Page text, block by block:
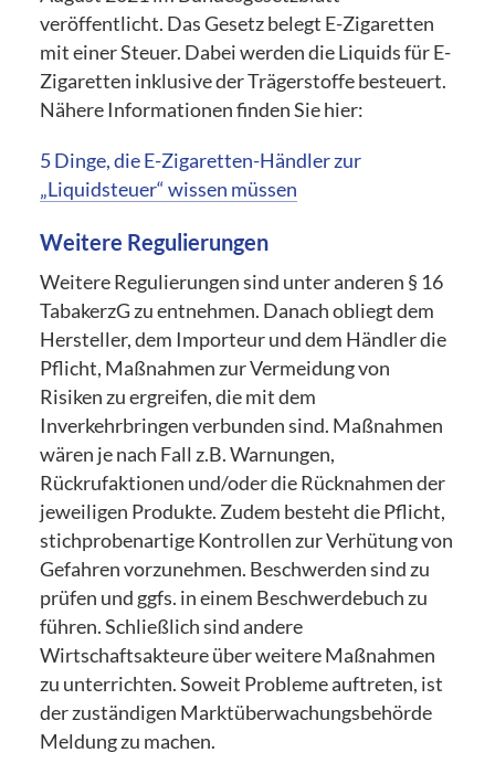
veröffentlicht. Das Gesetz belegt E-Zigaretten
mit einer Steuer. Dabei werden die Liquids für E-
Zigaretten inklusive der Trägerstoffe besteuert.
Nähere Informationen finden Sie hier:
5 Dinge, die E-Zigaretten-Händler zur
„Liquidsteuer“ wissen müssen
Weitere Regulierungen
Weitere Regulierungen sind unter anderen § 16
TabakerzG zu entnehmen. Danach obliegt dem
Hersteller, dem Importeur und dem Händler die
Pflicht, Maßnahmen zur Vermeidung von
Risiken zu ergreifen, die mit dem
Inverkehrbringen verbunden sind. Maßnahmen
wären je nach Fall z.B. Warnungen,
Rückrufaktionen und/oder die Rücknahmen der
jeweiligen Produkte. Zudem besteht die Pflicht,
stichprobenartige Kontrollen zur Verhütung von
Gefahren vorzunehmen. Beschwerden sind zu
prüfen und ggfs. in einem Beschwerdebuch zu
führen. Schließlich sind andere
Wirtschaftsakteure über weitere Maßnahmen
zu unterrichten. Soweit Probleme auftreten, ist
der zuständigen Marktüberwachungsbehörde
Meldung zu machen.